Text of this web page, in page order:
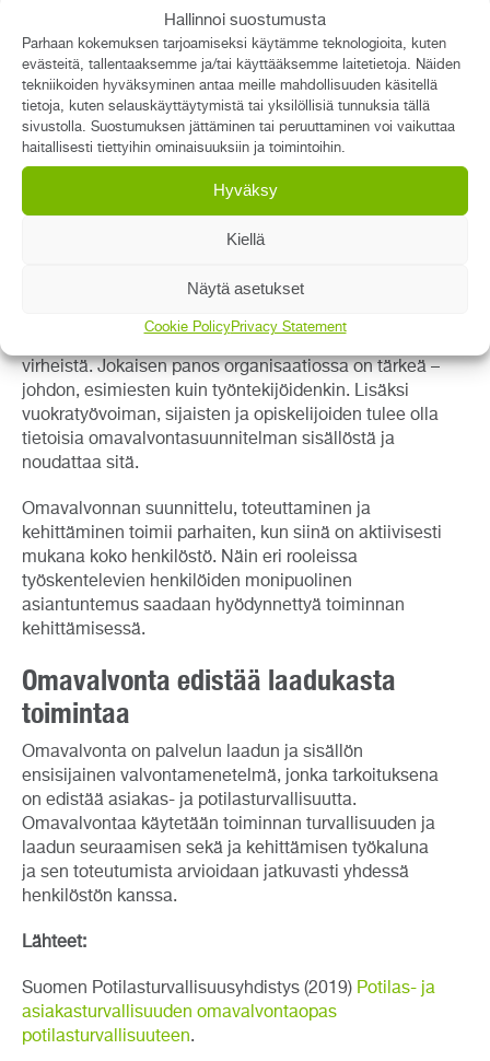
Hallinnoi suostumusta
Parhaan kokemuksen tarjoamiseksi käytämme teknologioita, kuten
evästeitä, tallentaaksemme ja/tai käyttääksemme laitetietoja. Näiden
tekniikoiden hyväksyminen antaa meille mahdollisuuden käsitellä
tietoja, kuten selauskäyttäytymistä tai yksilöllisiä tunnuksia tällä
sivustolla. Suostumuksen jättäminen tai peruuttaminen voi vaikuttaa
haitallisesti tiettyihin ominaisuuksiin ja toimintoihin.
Hyväksy
Kiellä
Näytä asetukset
Cookie PolicyPrivacy Statement
Osallistua turvallisuustason ja -riskien
arviointiin.
Olla mukana omavalvontasuunnitelman
laatimisessa.
Toteuttaa aktiivisesti turvallisuutta ja laatua
edistävää toimintaa arjessa.
henkilöstön kesken. Turvallisen ja laadukkaan
palvelun tarjoaminen vaatii koko organisaatiolta
virheistä. Jokaisen panos organisaatiossa on tärkeä –
johdon, esimiesten kuin työntekijöidenkin. Lisäksi
vuokratyövoiman, sijaisten ja opiskelijoiden tulee olla
tietoisia omavalvontasuunnitelman sisällöstä ja
noudattaa sitä.
Omavalvonnan suunnittelu, toteuttaminen ja
kehittäminen toimii parhaiten, kun siinä on aktiivisesti
mukana koko henkilöstö. Näin eri rooleissa
työskentelevien henkilöiden monipuolinen
asiantuntemus saadaan hyödynnettyä toiminnan
kehittämisessä.
Omavalvonta edistää laadukasta
toimintaa
Omavalvonta on palvelun laadun ja sisällön
ensisijainen valvontamenetelmä, jonka tarkoituksena
on edistää asiakas- ja potilasturvallisuutta.
Omavalvontaa käytetään toiminnan turvallisuuden ja
laadun seuraamisen sekä ja kehittämisen työkaluna
ja sen toteutumista arvioidaan jatkuvasti yhdessä
henkilöstön kanssa.
Lähteet:
Suomen Potilasturvallisuusyhdistys (2019) Potilas- ja
asiakasturvallisuuden omavalvontaopas
potilasturvallisuuteen.